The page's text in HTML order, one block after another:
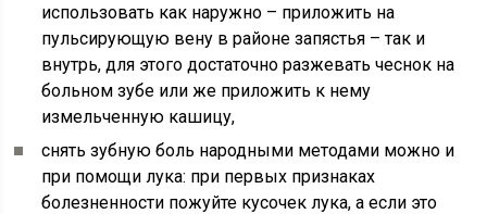
использовать как наружно – приложить на
пульсирующую вену в районе запястья – так и
внутрь, для этого достаточно разжевать чеснок на
больном зубе или же приложить к нему
измельченную кашицу,
снять зубную боль народными методами можно и
при помощи лука: при первых признаках
болезненности пожуйте кусочек лука, а если это